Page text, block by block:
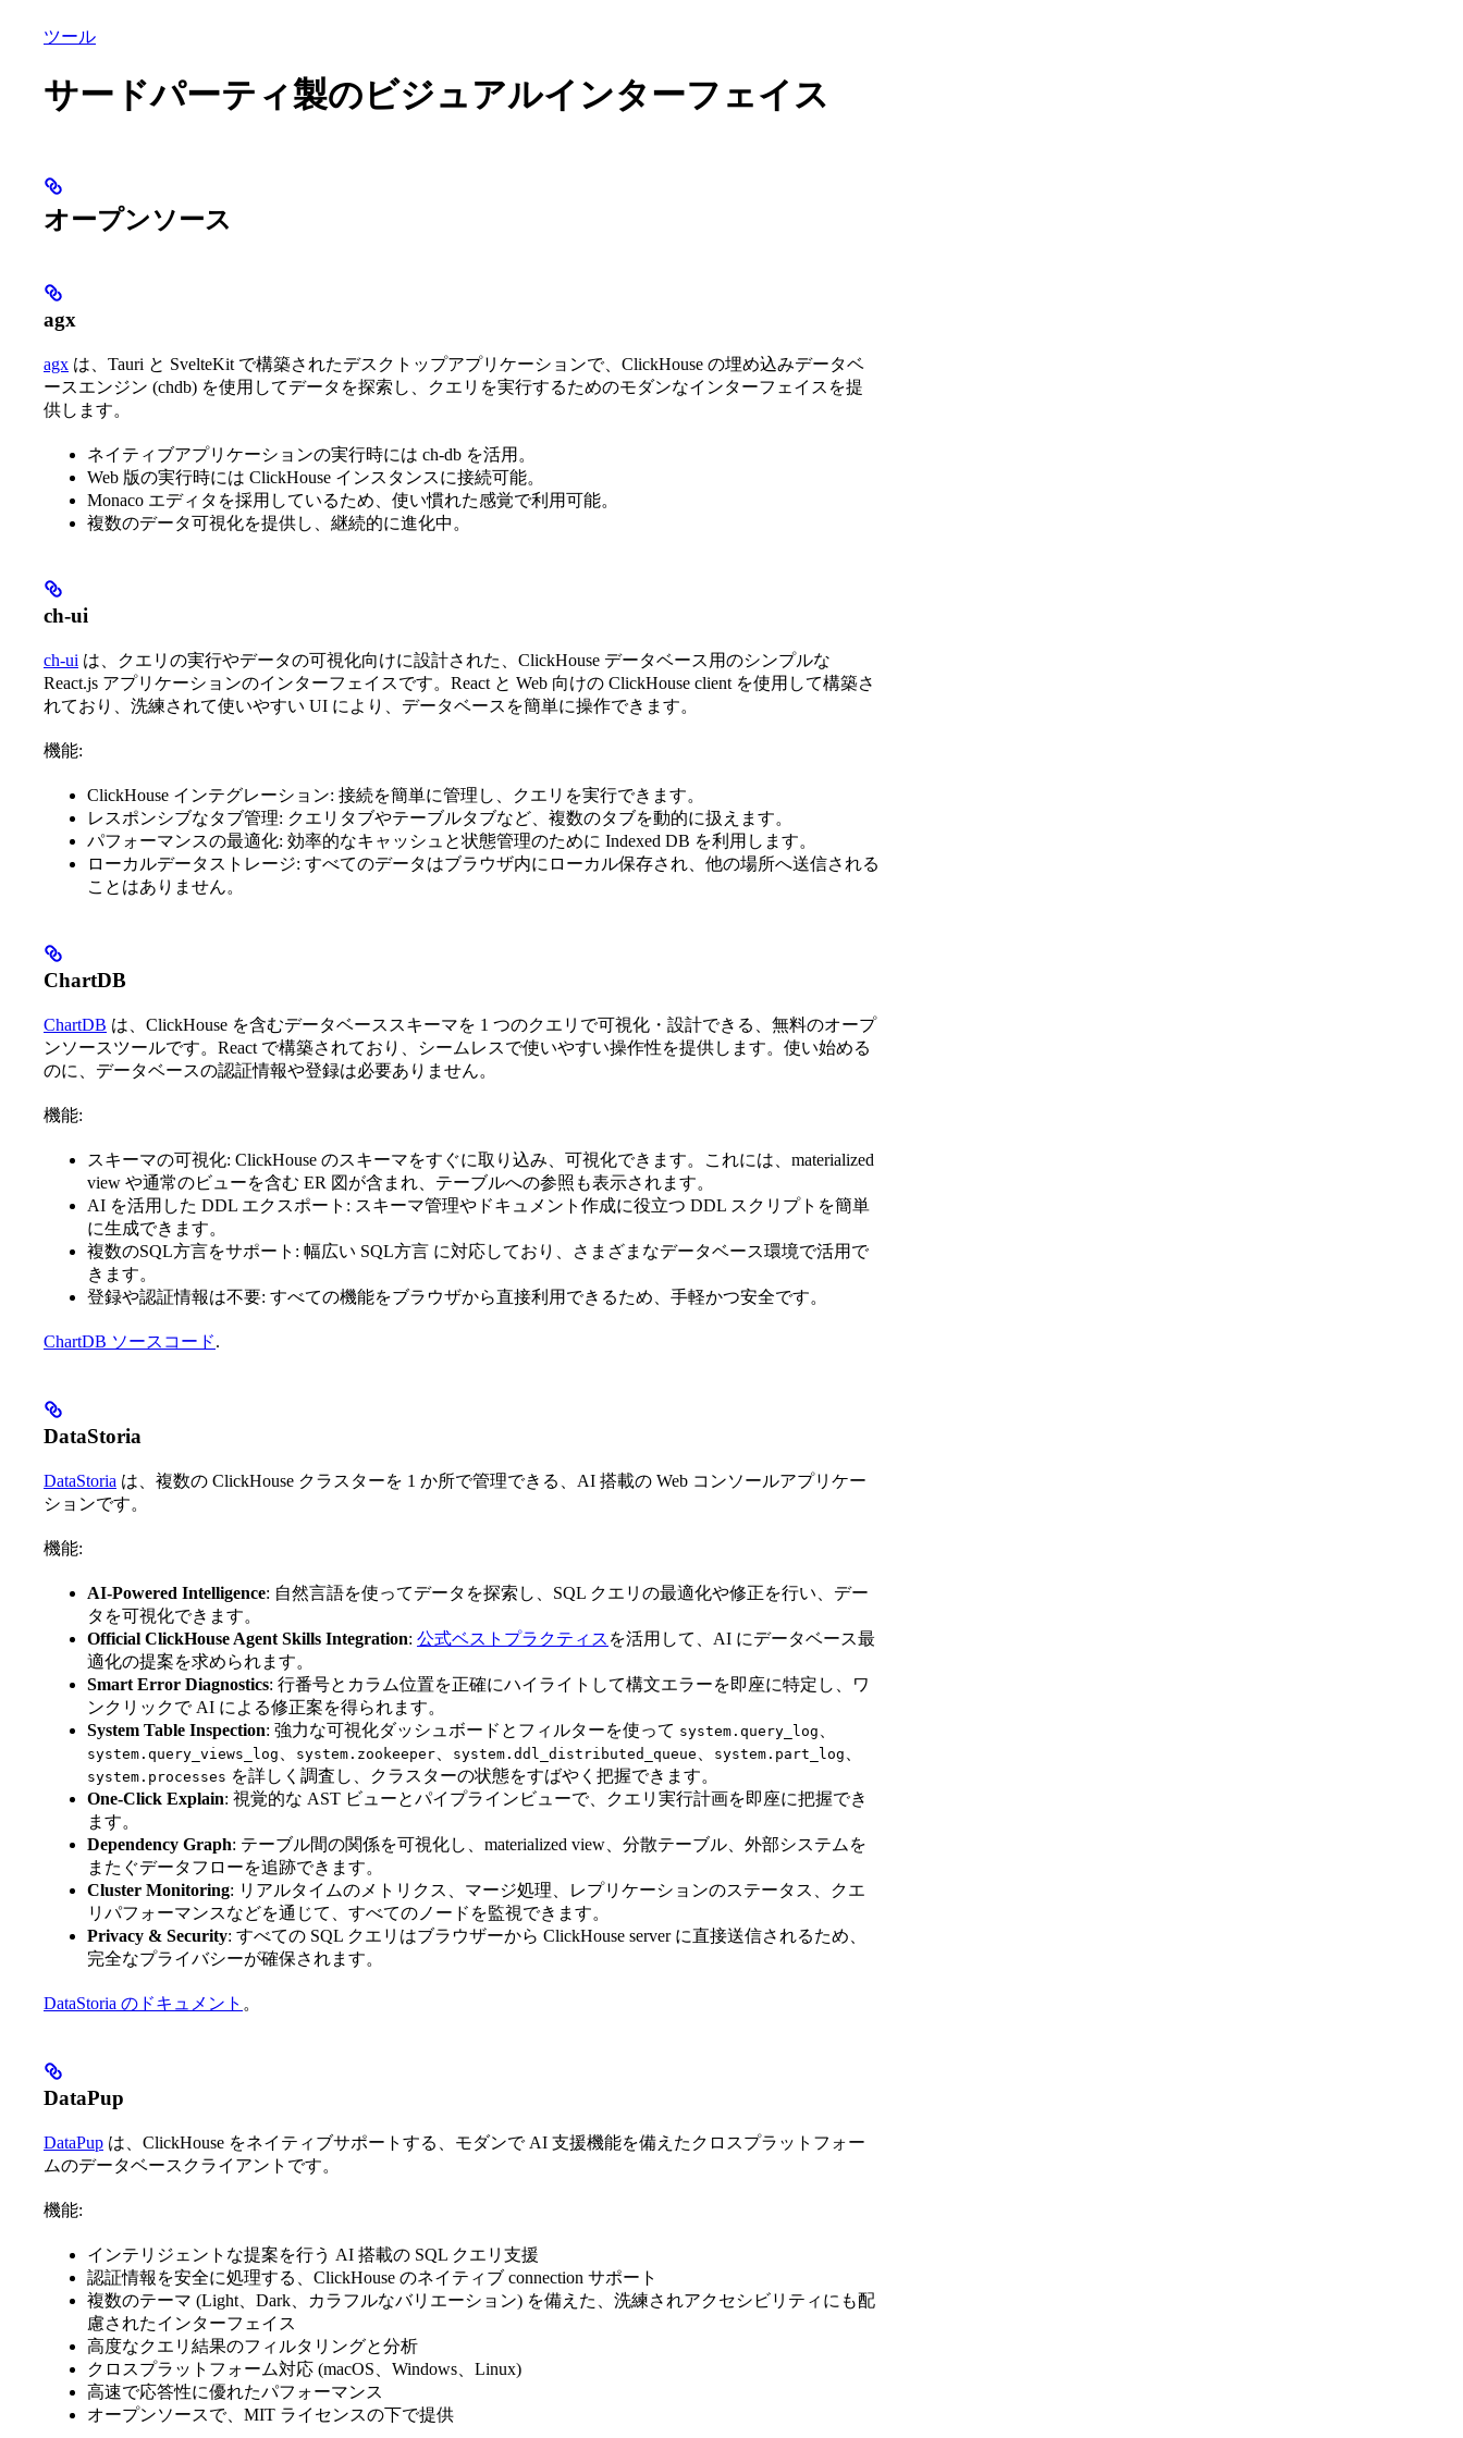
ツール
サードパーティ製のビジュアルインターフェイス
オープンソース
agx
agx は、Tauri と SvelteKit で構築されたデスクトップアプリケーションで、ClickHouse の埋め込みデータベ
ースエンジン (chdb) を使用してデータを探索し、クエリを実行するためのモダンなインターフェイスを提
供します。
ネイティブアプリケーションの実行時には ch-db を活用。
Web 版の実行時には ClickHouse インスタンスに接続可能。
Monaco エディタを採用しているため、使い慣れた感覚で利用可能。
複数のデータ可視化を提供し、継続的に進化中。
ch-ui
ch-ui は、クエリの実行やデータの可視化向けに設計された、ClickHouse データベース用のシンプルな
React.js アプリケーションのインターフェイスです。React と Web 向けの ClickHouse client を使用して構築さ
れており、洗練されて使いやすい UI により、データベースを簡単に操作できます。
機能:
ClickHouse インテグレーション: 接続を簡単に管理し、クエリを実行できます。
レスポンシブなタブ管理: クエリタブやテーブルタブなど、複数のタブを動的に扱えます。
パフォーマンスの最適化: 効率的なキャッシュと状態管理のために Indexed DB を利用します。
ローカルデータストレージ: すべてのデータはブラウザ内にローカル保存され、他の場所へ送信される
ことはありません。
ChartDB
ChartDB は、ClickHouse を含むデータベーススキーマを 1 つのクエリで可視化・設計できる、無料のオープ
ンソースツールです。React で構築されており、シームレスで使いやすい操作性を提供します。使い始める
のに、データベースの認証情報や登録は必要ありません。
機能:
スキーマの可視化: ClickHouse のスキーマをすぐに取り込み、可視化できます。これには、materialized
view や通常のビューを含む ER 図が含まれ、テーブルへの参照も表示されます。
AI を活用した DDL エクスポート: スキーマ管理やドキュメント作成に役立つ DDL スクリプトを簡単
に生成できます。
複数のSQL方言をサポート: 幅広い SQL方言 に対応しており、さまざまなデータベース環境で活用で
きます。
登録や認証情報は不要: すべての機能をブラウザから直接利用できるため、手軽かつ安全です。
ChartDB ソースコード.
DataStoria
DataStoria は、複数の ClickHouse クラスターを 1 か所で管理できる、AI 搭載の Web コンソールアプリケー
ションです。
機能:
AI-Powered Intelligence: 自然言語を使ってデータを探索し、SQL クエリの最適化や修正を行い、デー
タを可視化できます。
Official ClickHouse Agent Skills Integration: 公式ベストプラクティス を活用して、AI にデータベース最
適化の提案を求められます。
Smart Error Diagnostics: 行番号とカラム位置を正確にハイライトして構文エラーを即座に特定し、ワ
ンクリックで AI による修正案を得られます。
System Table Inspection: 強力な可視化ダッシュボードとフィルターを使って system.query_log
system.query_views_log system.zookeeper system.ddl_distributed_queue system.part_log
system.processes を詳しく調査し、クラスターの状態をすばやく把握できます。
One-Click Explain: 視覚的な AST ビューとパイプラインビューで、クエリ実行計画を即座に把握でき
ます。
Dependency Graph: テーブル間の関係を可視化し、materialized view、分散テーブル、外部システムを
またぐデータフローを追跡できます。
Cluster Monitoring: リアルタイムのメトリクス、マージ処理、レプリケーションのステータス、クエ
リパフォーマンスなどを通じて、すべてのノードを監視できます。
Privacy & Security: すべての SQL クエリはブラウザーから ClickHouse server に直接送信されるため、
完全なプライバシーが確保されます。
DataStoria のドキュメント 。
DataPup
DataPup は、ClickHouse をネイティブサポートする、モダンで AI 支援機能を備えたクロスプラットフォー
ムのデータベースクライアントです。
機能:
インテリジェントな提案を行う AI 搭載の SQL クエリ支援
認証情報を安全に処理する、ClickHouse のネイティブ connection サポート
複数のテーマ (Light、Dark、カラフルなバリエーション) を備えた、洗練されアクセシビリティにも配
慮されたインターフェイス
高度なクエリ結果のフィルタリングと分析
クロスプラットフォーム対応 (macOS、Windows、Linux)
高速で応答性に優れたパフォーマンス
オープンソースで、MIT ライセンスの下で提供